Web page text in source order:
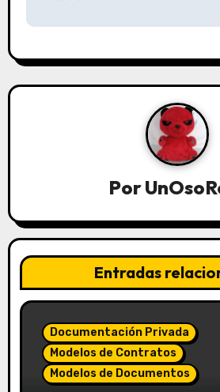
Por
Entradas
Documentación Privada
Modelos de Contratos
Modelos de Documentos